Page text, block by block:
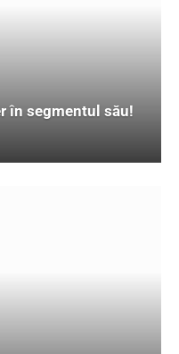
în segmentul său!